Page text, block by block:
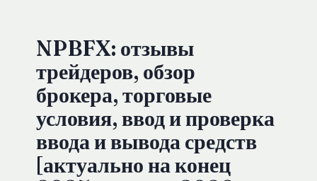
NPBFX: отзывы
трейдеров, обзор
брокера, торговые
условия, ввод и проверка
ввода и вывода средств
[актуально на конец